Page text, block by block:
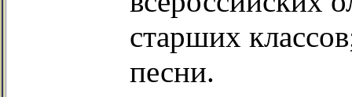
старших
песни.